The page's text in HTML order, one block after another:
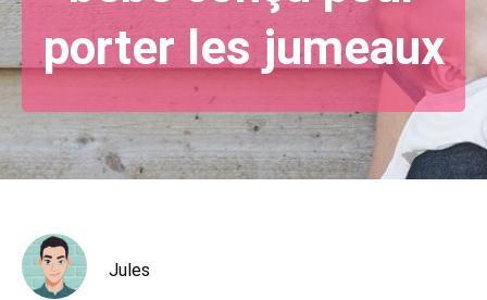
porter les jumeaux
Jules